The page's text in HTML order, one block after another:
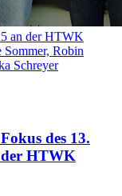
an der HTWK
Robin
Schreyer
des 13.
HTWK